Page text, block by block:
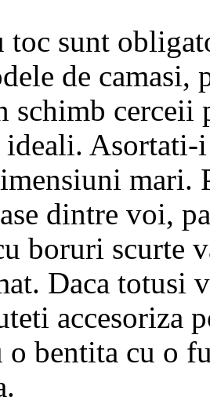
toc sunt
de camasi,
schimb cerceii
ideali.
mari.
dintre voi,
boruri scurte
Daca totusi
accesoriza
o bentita cu o